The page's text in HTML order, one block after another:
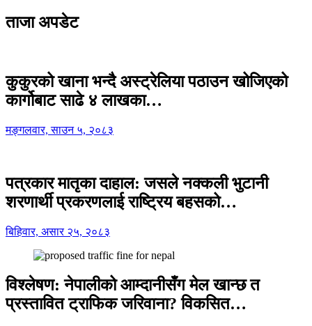
ताजा अपडेट
कुकुरको खाना भन्दै अस्ट्रेलिया पठाउन खोजिएको
कार्गोबाट साढे ४ लाखका…
मङ्गलवार, साउन ५, २०८३
पत्रकार मातृका दाहाल: जसले नक्कली भुटानी
शरणार्थी प्रकरणलाई राष्ट्रिय बहसको…
बिहिवार, असार २५, २०८३
विश्लेषण: नेपालीको आम्दानीसँग मेल खान्छ त
प्रस्तावित ट्राफिक जरिवाना? विकसित…